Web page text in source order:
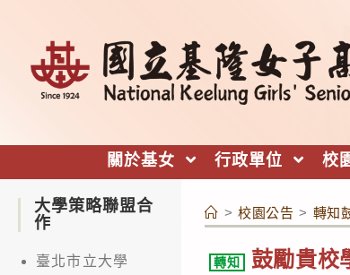
關於基女 行政單位 校
> 校園公告 > 轉知
轉知
鼓勵貴校
大學策略聯盟合
作
臺北市立大學